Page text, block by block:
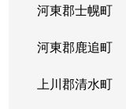
河東郡士幌町
河東郡鹿追町
上川郡清水町